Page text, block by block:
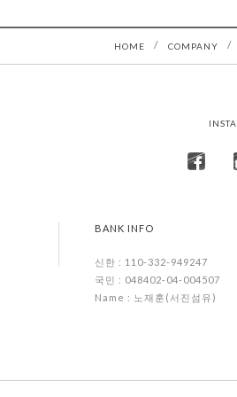
HOME / COMPANY /
BANK INFO
신한 : 110-332-949247
국민 : 048402-04-004507
Name : 노재훈(서진섬유)